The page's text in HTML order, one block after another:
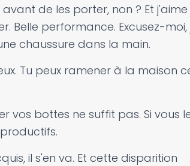
de les porter, non ? Et j'aime
Belle performance. Excusez-moi,
chaussure dans la main.
Tu peux ramener à la maison
vos bottes ne suffit pas. Si vous
il s'en va. Et cette disparition